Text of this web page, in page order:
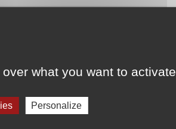
what you want to activate
Personalize